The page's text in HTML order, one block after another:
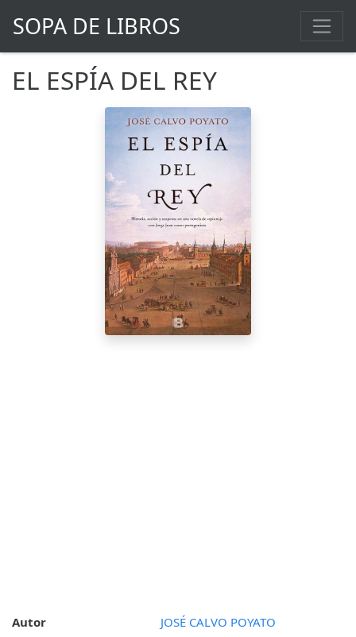
SOPA DE LIBROS
EL ESPÍA DEL REY
Autor
JOSÉ CALVO POYATO